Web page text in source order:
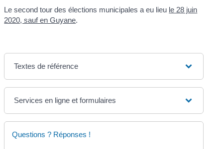
Le second tour des élections municipales a eu lieu le 28 juin
2020, sauf en Guyane.
Textes de référence
Services en ligne et formulaires
Questions ? Réponses !